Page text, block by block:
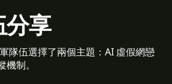
分享
隊伍選擇了兩個主題：AI 虛假網戀
機制。